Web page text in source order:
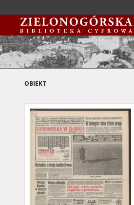
OBIEKT